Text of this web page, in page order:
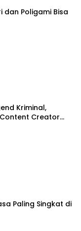
dan Poligami Bisa
Kriminal,
Creator
Paling Singkat di